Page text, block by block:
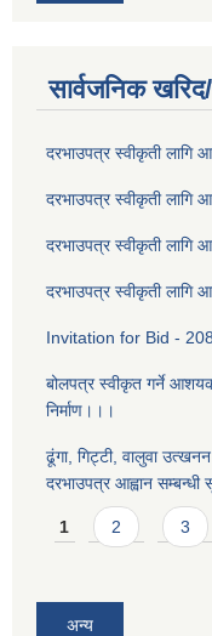
सार्वजनिक
दरभाउपत्र स्वीकृती
दरभाउपत्र स्वीकृती
दरभाउपत्र स्वीकृती
दरभाउपत्र स्वीकृती
Invitation for Bid -
बोलपत्र स्वीकृत गर्ने
निर्माण।।।
ढूंगा, गिट्टी, वालुवा
दरभाउपत्र आह्वान सम्बन्धी
Pages
1 2 3
अन्य